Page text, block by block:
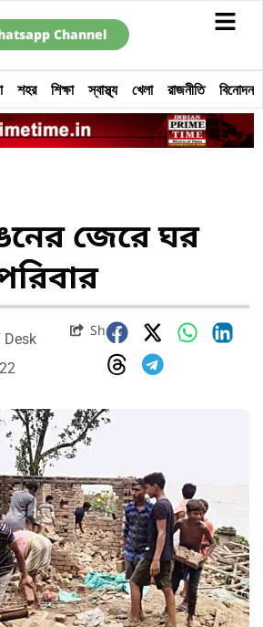
Channel
শহর শিক্ষা স্বাস্থ্য খেলা রাজনীতি বিনোদন
জেরে ঘর
Desk
Share